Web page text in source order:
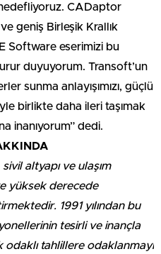
CADaptor
geniş Birleşik Krallık
Software eserimizi bu
duyuyorum. Transoft’un
sunma anlayışımızı, güçlü
birlikte daha ileri taşımak
inanıyorum” dedi.
altyapı ve ulaşım
yüksek derecede
1991 yılından bu
tesirli ve inançla
odaklı tahlillere odaklanmayı